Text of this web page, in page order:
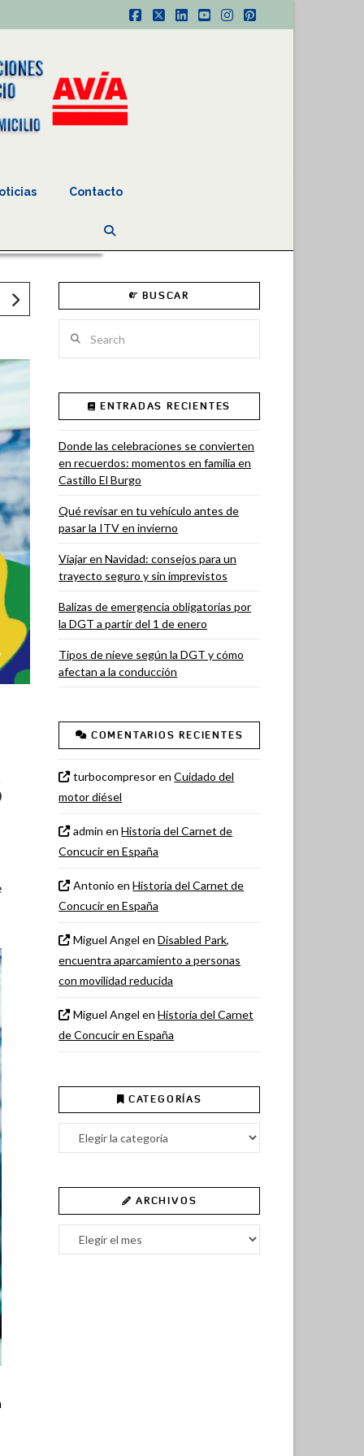
Facebook
X LinkedIn
YouTube
Instagram
Pinterest
Contacto
BUSCAR
ENTRADAS RECIENTES
Donde las celebraciones se convierten
en recuerdos: momentos en familia en
Castillo El Burgo
Qué revisar en tu vehículo antes de
pasar la ITV en invierno
Viajar en Navidad: consejos para un
trayecto seguro y sin imprevistos
Balizas de emergencia obligatorias por
la DGT a partir del 1 de enero
Tipos de nieve según la DGT y cómo
afectan a la conducción
COMENTARIOS RECIENTES
turbocompresorenCuidado del
motor diésel
admin enHistoria del Carnet de
Concucir en España
Antonio enHistoria del Carnet de
Concucir en España
Miguel Angel enDisabled Park,
encuentra aparcamiento a personas
con movilidad reducida
Miguel Angel enHistoria del Carnet
de Concucir en España
CATEGORÍAS
Categorías
ARCHIVOS
Archivos